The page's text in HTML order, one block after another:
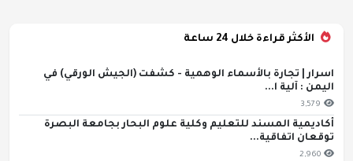
الأكثر قراءة خلال 24 ساعة
اسرار | تجارة بالأسماء الوهمية - كشفت (الجيش الورقي) في
اليمن : آلية ا...
3,579
أكاديمية المسند للتعليم وكلية علوم البحار بجامعة البصرة
توقعان اتفاقية...
2,960